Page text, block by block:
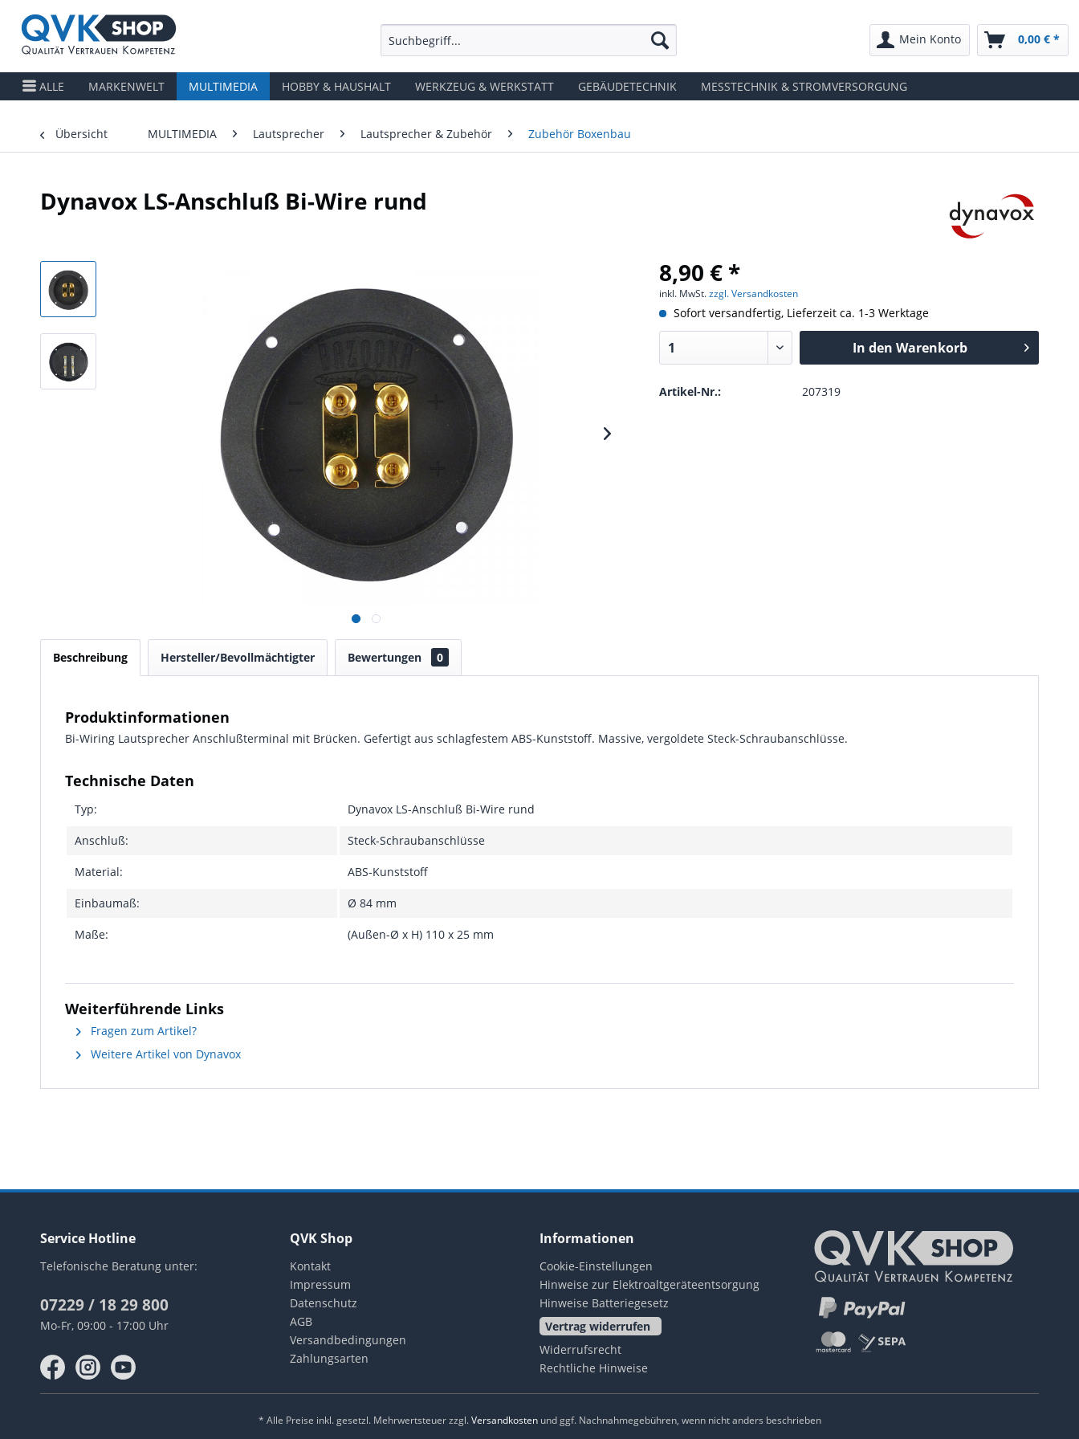
Mein Konto 0,00 € *
ALLE MARKENWELT MULTIMEDIA HOBBY & HAUSHALT WERKZEUG & WERKSTATT GEBÄUDETECHNIK MESSTECHNIK & STROMVERSORGUNG
Übersicht MULTIMEDIA Lautsprecher Lautsprecher & Zubehör Zubehör Boxenbau
Dynavox LS-Anschluß Bi-Wire rund
8,90 € *
inkl. MwSt.zzgl. Versandkosten
Sofort versandfertig, Lieferzeit ca. 1-3 Werktage
In den Warenkorb
Artikel-Nr.: 207319
Beschreibung Hersteller/Bevollmächtigter Bewertungen 0
Produktinformationen
Bi-Wiring Lautsprecher Anschlußterminal mit Brücken. Gefertigt aus schlagfestem ABS-Kunststoff. Massive, vergoldete Steck-Schraubanschlüsse.
Technische Daten
Typ: Dynavox LS-Anschluß Bi-Wire rund
Anschluß: Steck-Schraubanschlüsse
Material: ABS-Kunststoff
Einbaumaß: Ø 84 mm
Maße: (Außen-Ø x H) 110 x 25 mm
Weiterführende Links
Fragen zum Artikel?
Weitere Artikel von Dynavox
Service Hotline
Telefonische Beratung unter:
07229 / 18 29 800
Mo-Fr, 09:00 - 17:00 Uhr
QVK Shop
Kontakt
Impressum
Datenschutz
AGB
Versandbedingungen
Zahlungsarten
Informationen
Cookie-Einstellungen
Hinweise zur Elektroaltgeräteentsorgung
Hinweise Batteriegesetz
Vertrag widerrufen
Widerrufsrecht
Rechtliche Hinweise
* Alle Preise inkl. gesetzl. Mehrwertsteuer zzgl.Versandkostenund ggf. Nachnahmegebühren, wenn nicht anders beschrieben